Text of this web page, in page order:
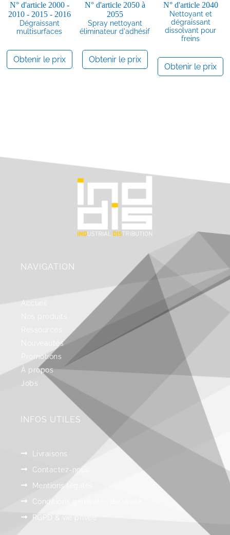
N° d'article 2000 -
2010 - 2015 - 2016
Dégraissant
multisurfaces
Obtenir le prix
N° d'article 2050 à
2055
Spray nettoyant
éliminateur d'adhésif
Obtenir le prix
N° d'article 2040
Nettoyant et
dégraissant
dissolvant pour
freins
Obtenir le prix
NAVIGATION
Accueil
Nouveautés
Promotions
À propos
Jobs
INFOS UTILES
Livraisons
Contactez-nous
Mentions légales
Conditions générales de vente
RGPD & vie privée